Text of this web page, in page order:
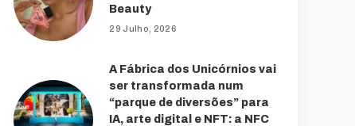
Beauty
29 Julho, 2026
A Fábrica dos Unicórnios vai
ser transformada num
“parque de diversões” para
IA, arte digital e NFT: a NFC